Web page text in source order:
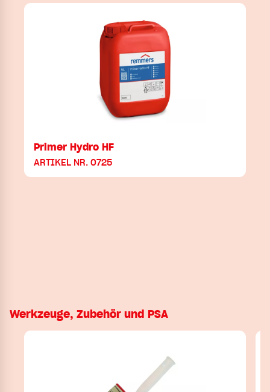
Primer Hydro HF
ARTIKEL NR. 0725
Werkzeuge, Zubehör und PSA